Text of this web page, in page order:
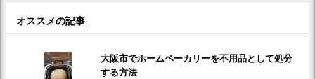
オススメの記事
大阪市でホームベーカリーを不用品として処分
する方法